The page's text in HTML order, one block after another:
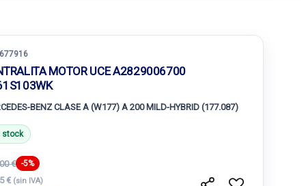
MOTOR UCE A2829006700
BENZ CLASE A (W177) A 200 MILD-HYBRID (177.087)
stock
€ -5%
€ (sin IVA)